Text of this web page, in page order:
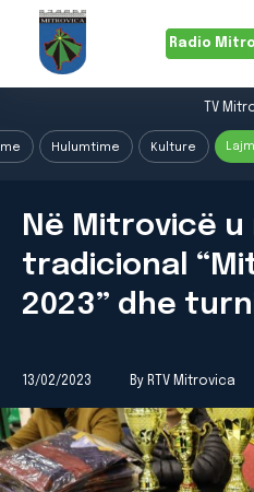
Radio
TV
Hulumtime Kulture
Në Mitrovicë
tradicional
2023” dhe
13/02/2023 By RTV Mitrovica